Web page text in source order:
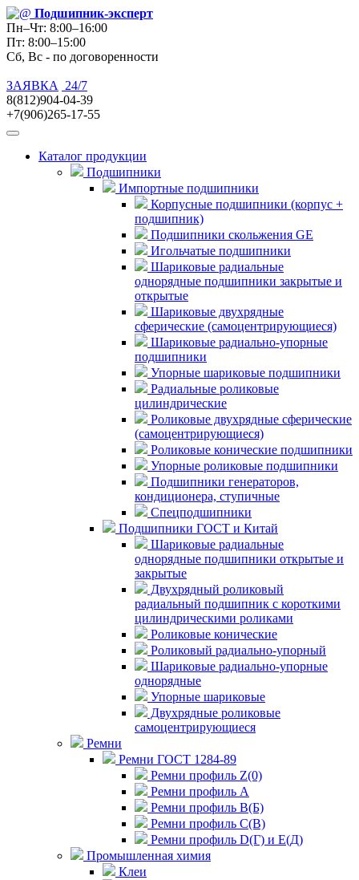
Подшипник-эксперт
Пн–Чт: 8:00–16:00
Пт: 8:00–15:00
Сб, Вс - по договоренности
ЗАЯВКА
24/7
8(812)904-04-39
+7(906)265-17-55
Каталог продукции
Подшипники
Импортные подшипники
Корпусные подшипники (корпус +
подшипник)
Подшипники скольжения GE
Игольчатые подшипники
Шариковые радиальные
однорядные подшипники закрытые и
открытые
Шариковые двухрядные
сферические (самоцентрирующиеся)
Шариковые радиально-упорные
подшипники
Упорные шариковые подшипники
Радиальные роликовые
цилиндрические
Роликовые двухрядные сферические
(самоцентрирующиеся)
Роликовые конические подшипники
Упорные роликовые подшипники
Подшипники генераторов,
кондиционера, ступичные
Спецподшипники
Подшипники ГОСТ и Китай
Шариковые радиальные
однорядные подшипники открытые и
закрытые
Двухрядный роликовый
радиальный подшипник с короткими
цилиндрическими роликами
Роликовые конические
Роликовый радиально-упорный
Шариковые радиально-упорные
однорядные
Упорные шариковые
Двухрядные роликовые
самоцентрирующиеся
Ремни
Ремни ГОСТ 1284-89
Ремни профиль Z(0)
Ремни профиль А
Ремни профиль В(Б)
Ремни профиль С(В)
Ремни профиль D(Г) и E(Д)
Промышленная химия
Клеи